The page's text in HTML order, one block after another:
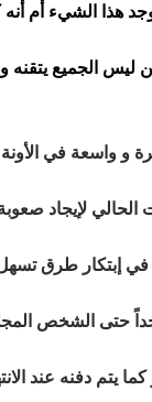
هذا الشيء أم أنه
ليس الجميع يتقنه
و واسعة في
الحالي لإيجاد
في إبتكار طرق
حتى الشخص
يتم دفنه عند